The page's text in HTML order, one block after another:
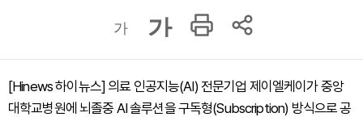
가 가
[Hinews 하이뉴스] 의료 인공지능(AI) 전문기업 제이엘케이가 중앙
대학교병원에 뇌졸중 AI 솔루션을 구독형(Subscription) 방식으로 공